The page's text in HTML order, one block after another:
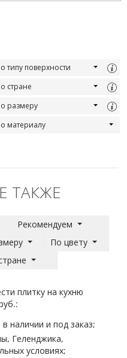
типу поверхности
стране
размеру
материалу
ТАКЖЕ
Рекомендуем
По цвету
плитку на кухню
наличии и под заказ;
Геленджика,
условиях;